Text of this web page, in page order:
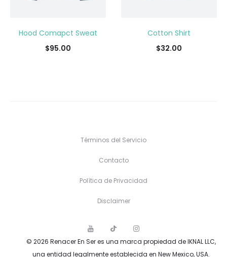
Hood Comapct Sweat
$95.00
Cotton Shirt
$32.00
Términos del Servicio
Contacto
Política de Privacidad
Disclaimer
u
T
k
I
s
© 2026 Renacer En Ser es una marca propiedad de IKNAL LLC,
una entidad legalmente establecida en New Mexico, USA.